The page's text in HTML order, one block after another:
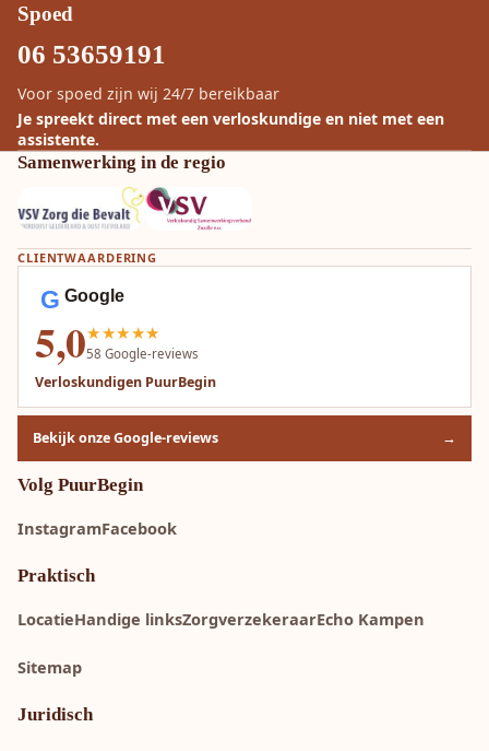
Spoed
06 53659191
Voor spoed zijn wij 24/7 bereikbaar
Je spreekt direct met een verloskundige en niet met een
assistente.
Samenwerking in de regio
CLIENTWAARDERING
G Google
5,0★★★★★
58 Google-reviews
Verloskundigen PuurBegin
Bekijk onze Google-reviews →
Volg PuurBegin
InstagramFacebook
Praktisch
LocatieHandige linksZorgverzekeraarEcho Kampen
Sitemap
Juridisch